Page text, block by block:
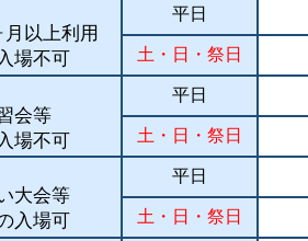
以上利用
場不可
平日
土・日・祭日
会等
場不可
平日
土・日・祭日
大会等
入場可
平日
土・日・祭日